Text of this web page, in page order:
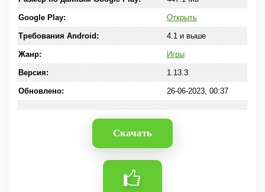
Google Play: Открыть
Требования Android: 4.1 и выше
Жанр: Игры
Версия: 1.13.3
Обновлено: 26-06-2023, 00:37
Скачать